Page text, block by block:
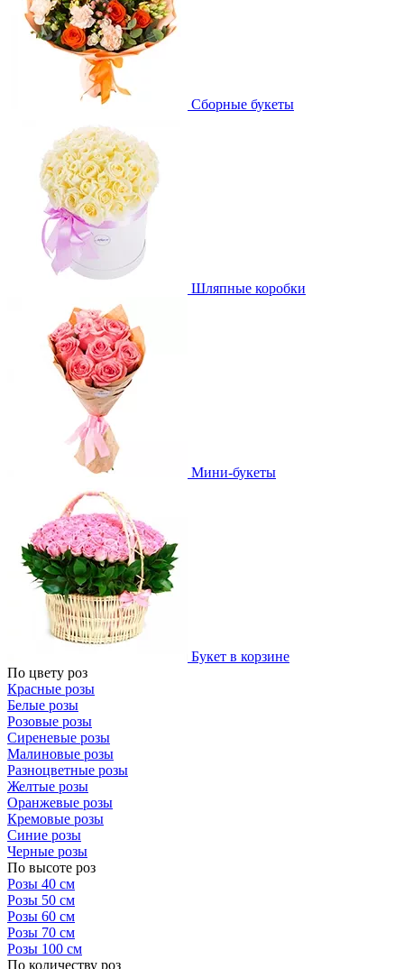
Сборные букеты
Шляпные коробки
Мини-букеты
Букет в корзине
По цвету роз
Красные розы
Белые розы
Розовые розы
Сиреневые розы
Малиновые розы
Разноцветные розы
Желтые розы
Оранжевые розы
Кремовые розы
Синие розы
Черные розы
По высоте роз
Розы 40 см
Розы 50 см
Розы 60 см
Розы 70 см
Розы 100 см
По количеству роз